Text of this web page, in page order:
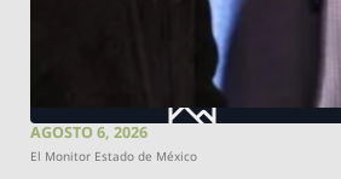
AGOSTO 6, 2026
El Monitor Estado de México